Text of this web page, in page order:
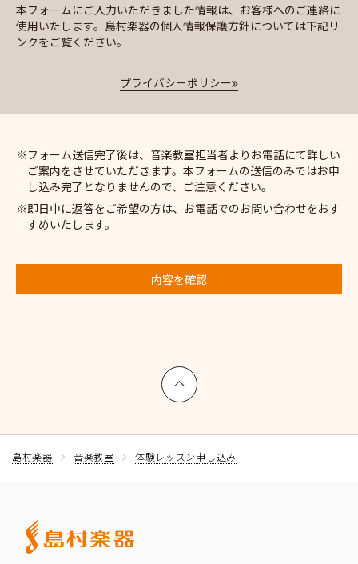
本フォームにご入力いただきました情報は、お客様へのご連絡に
使用いたします。島村楽器の個人情報保護方針については下記リ
ンクをご覧ください。
プライバシーポリシー
フォーム送信完了後は、音楽教室担当者よりお電話にて詳しい
ご案内をさせていただきます。本フォームの送信のみではお申
し込み完了となりませんので、ご注意ください。
即日中に返答をご希望の方は、お電話でのお問い合わせをおす
すめいたします。
内容を確認
上へ戻る
島村楽器 音楽教室 体験レッスン申し込み